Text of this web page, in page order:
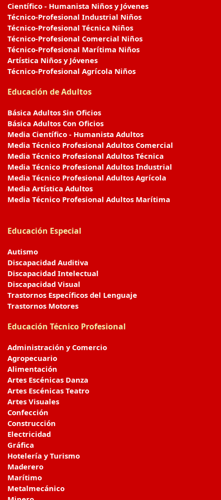
Científico - Humanista Niños y Jóvenes
Técnico-Profesional Industrial Niños
Técnico-Profesional Técnica Niños
Técnico-Profesional Comercial Niños
Técnico-Profesional Marítima Niños
Artística Niños y Jóvenes
Técnico-Profesional Agrícola Niños
Educación de Adultos
Básica Adultos Sin Oficios
Básica Adultos Con Oficios
Media Científico - Humanista Adultos
Media Técnico Profesional Adultos Comercial
Media Técnico Profesional Adultos Técnica
Media Técnico Profesional Adultos Industrial
Media Técnico Profesional Adultos Agrícola
Media Artística Adultos
Media Técnico Profesional Adultos Marítima
Educación Especial
Autismo
Discapacidad Auditiva
Discapacidad Intelectual
Discapacidad Visual
Trastornos Específicos del Lenguaje
Trastornos Motores
Educación Técnico Profesional
Administración y Comercio
Agropecuario
Alimentación
Artes Escénicas Danza
Artes Escénicas Teatro
Artes Visuales
Confección
Construcción
Electricidad
Gráfica
Hotelería y Turismo
Maderero
Marítimo
Metalmecánico